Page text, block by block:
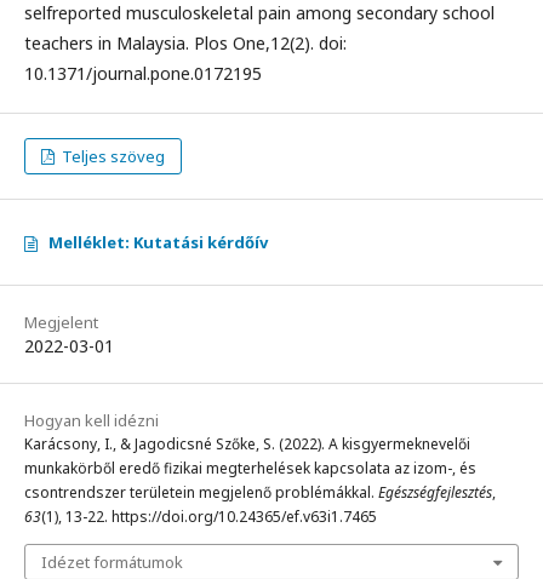
selfreported musculoskeletal pain among secondary school
teachers in Malaysia. Plos One,12(2). doi:
10.1371/journal.pone.0172195
Teljes szöveg
Melléklet: Kutatási kérdőív
Megjelent
2022-03-01
Hogyan kell idézni
Karácsony, I., & Jagodicsné Szőke, S. (2022). A kisgyermeknevelői
munkakörből eredő fizikai megterhelések kapcsolata az izom-, és
csontrendszer területein megjelenő problémákkal. Egészségfejlesztés,
63(1), 13-22. https://doi.org/10.24365/ef.v63i1.7465
Idézet formátumok